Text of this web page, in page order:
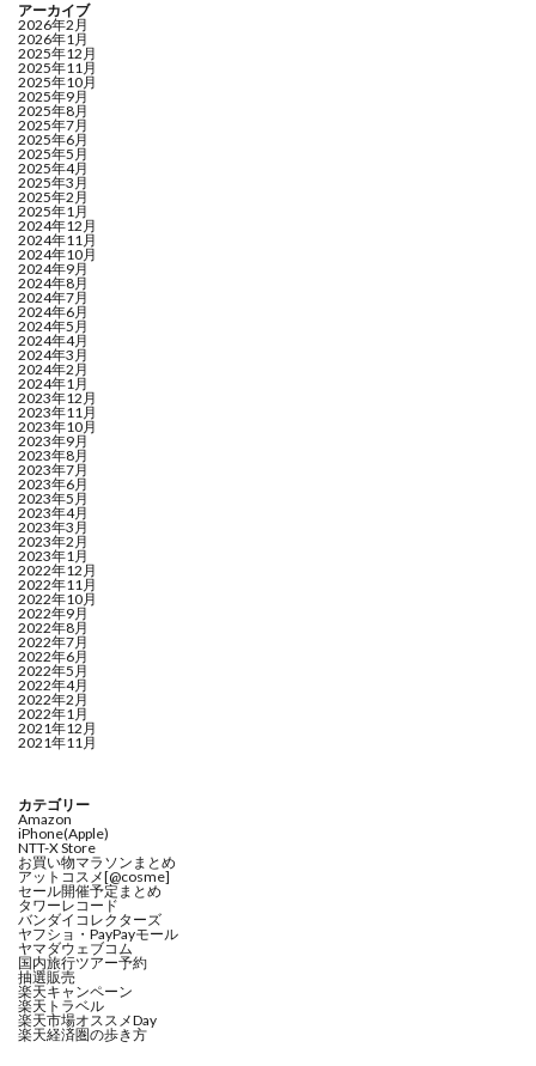
アーカイブ
2026年2月
2026年1月
2025年12月
2025年11月
2025年10月
2025年9月
2025年8月
2025年7月
2025年6月
2025年5月
2025年4月
2025年3月
2025年2月
2025年1月
2024年12月
2024年11月
2024年10月
2024年9月
2024年8月
2024年7月
2024年6月
2024年5月
2024年4月
2024年3月
2024年2月
2024年1月
2023年12月
2023年11月
2023年10月
2023年9月
2023年8月
2023年7月
2023年6月
2023年5月
2023年4月
2023年3月
2023年2月
2023年1月
2022年12月
2022年11月
2022年10月
2022年9月
2022年8月
2022年7月
2022年6月
2022年5月
2022年4月
2022年2月
2022年1月
2021年12月
2021年11月
カテゴリー
Amazon
iPhone(Apple)
NTT-X Store
お買い物マラソンまとめ
アットコスメ[@cosme]
セール開催予定まとめ
タワーレコード
バンダイコレクターズ
ヤフショ・PayPayモール
ヤマダウェブコム
国内旅行ツアー予約
抽選販売
楽天キャンペーン
楽天トラベル
楽天市場オススメDay
楽天経済圏の歩き方